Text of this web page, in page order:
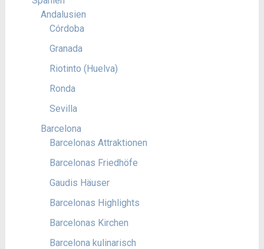
Andalusien
Córdoba
Granada
Riotinto (Huelva)
Ronda
Sevilla
Barcelona
Barcelonas Attraktionen
Barcelonas Friedhöfe
Gaudis Häuser
Barcelonas Highlights
Barcelonas Kirchen
Barcelona kulinarisch